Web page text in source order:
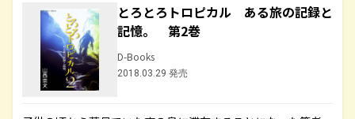
とろとろトロピカル ある旅の記録と
記憶。 第2巻
D-Books
2018.03.29 発売